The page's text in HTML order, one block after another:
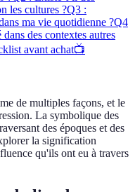
les cultures ?Q3 :
ma vie quotidienne ?Q4
des contextes autres
avant achat📺
de multiples façons, et le
La symbolique des
des époques et des
la signification
qu'ils ont eu à travers